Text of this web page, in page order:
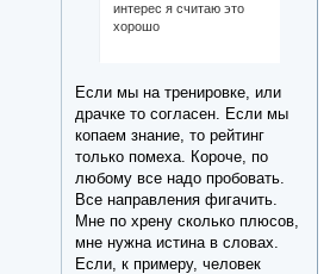
интерес я считаю это
хорошо
Если мы на тренировке, или
драчке то согласен. Если мы
копаем знание, то рейтинг
только помеха. Короче, по
любому все надо пробовать.
Все направления фигачить.
Мне по хрену сколько плюсов,
мне нужна истина в словах.
Если, к примеру, человек